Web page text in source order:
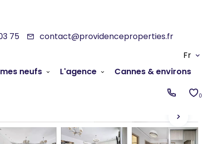
75
contact@providenceproperties.fr
Fr
neufs L'agence Cannes & environs
0